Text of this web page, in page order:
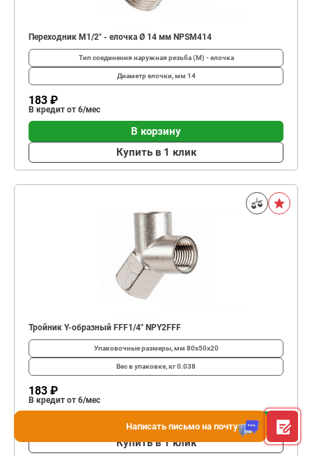
Переходник M1/2" - елочка Ø 14 мм NPSM414
Тип соединения наружная резьба (М) - елочка
Диаметр елочки, мм 14
183 ₽
В кредит от 6/мес
В корзину
Купить в 1 клик
Тройник Y-образный FFF1/4" NPY2FFF
Упаковочные размеры, мм 80x50x20
Вес в упаковке, кг0.038
183 ₽
В кредит от 6/мес
В корзину
Купить в 1 клик
Написать письмо на почту